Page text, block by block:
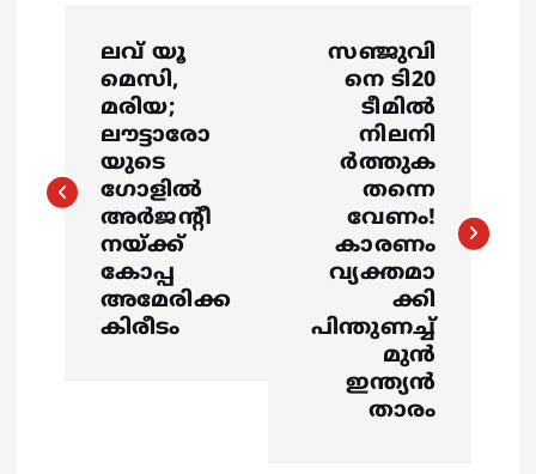
t
ലവ്‌ യൂ
മെസി,
മരിയ;
ലൗട്ടാരോ
യുടെ
ഗോളില്‍
അര്‍ജന്‍റീ
നയ്‌ക്ക്
കോപ്പ
അമേരിക്ക
കിരീടം
സഞ്ജുവി
നെ ടി20
ടീമില്‍
നിലനി
ര്‍ത്തുക
തന്നെ
വേണം!
കാരണം
വ്യക്തമാ
ക്കി
പിന്തുണച്ച്
മുന്‍
ഇന്ത്യന്‍
താരം